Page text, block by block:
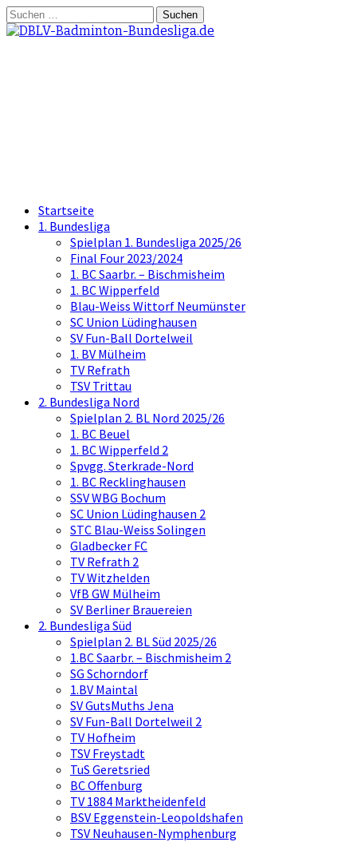
Springe
zum
Suchen
nach:
Startseite
1. Bundesliga
Spielplan 1. Bundesliga 2025/26
Final Four 2023/2024
1. BC Saarbr. – Bischmisheim
1. BC Wipperfeld
Blau-Weiss Wittorf Neumünster
SC Union Lüdinghausen
SV Fun-Ball Dortelweil
1. BV Mülheim
TV Refrath
TSV Trittau
2. Bundesliga Nord
Spielplan 2. BL Nord 2025/26
1. BC Beuel
1. BC Wipperfeld 2
Spvgg. Sterkrade-Nord
1. BC Recklinghausen
SSV WBG Bochum
SC Union Lüdinghausen 2
STC Blau-Weiss Solingen
Gladbecker FC
TV Refrath 2
TV Witzhelden
VfB GW Mülheim
SV Berliner Brauereien
2. Bundesliga Süd
Spielplan 2. BL Süd 2025/26
1.BC Saarbr. – Bischmisheim 2
SG Schorndorf
1.BV Maintal
SV GutsMuths Jena
SV Fun-Ball Dortelweil 2
TV Hofheim
TSV Freystadt
TuS Geretsried
BC Offenburg
TV 1884 Marktheidenfeld
BSV Eggenstein-Leopoldshafen
TSV Neuhausen-Nymphenburg